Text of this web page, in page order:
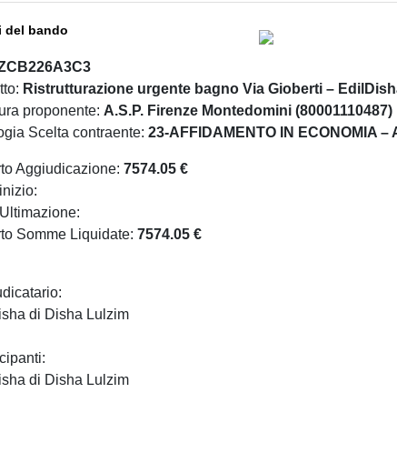
del bando
Ristrutturazione urgente bagno Via Gioberti –
proponente: A.S.P. Firenze Montedomini (80001110487)
Scelta contraente: 23-AFFIDAMENTO IN ECONOMIA –
Aggiudicazione: 7574.05 €
Somme Liquidate: 7574.05 €
di Disha Lulzim
di Disha Lulzim